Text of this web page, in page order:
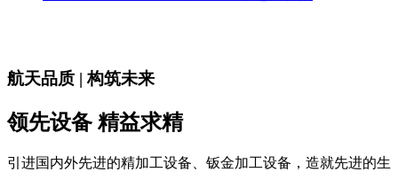
航天品质 | 构筑未来
领先设备 精益求精
引进国内外先进的精加工设备、钣金加工设备，造就先进的生